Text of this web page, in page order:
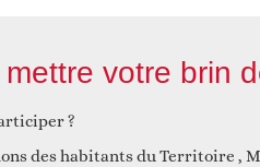
votre brin
?
des habitants du Territoire ,